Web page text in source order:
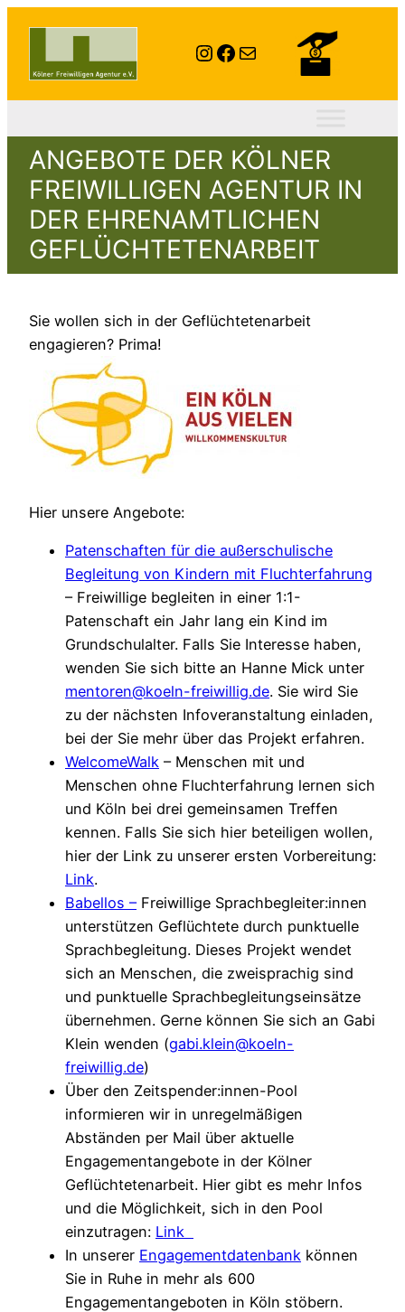
Instagram
Facebook
E-Mail
ANGEBOTE DER KÖLNER
FREIWILLIGEN AGENTUR IN
DER EHRENAMTLICHEN
GEFLÜCHTETENARBEIT
Sie wollen sich in der Geflüchtetenarbeit
engagieren? Prima!
Hier unsere Angebote:
Patenschaften für die außerschulische
Begleitung von Kindern mit Fluchterfahrung
– Freiwillige begleiten in einer 1:1-
Patenschaft ein Jahr lang ein Kind im
Grundschulalter. Falls Sie Interesse haben,
wenden Sie sich bitte an Hanne Mick unter
mentoren@koeln-freiwillig.de. Sie wird Sie
zu der nächsten Infoveranstaltung einladen,
bei der Sie mehr über das Projekt erfahren.
WelcomeWalk – Menschen mit und
Menschen ohne Fluchterfahrung lernen sich
und Köln bei drei gemeinsamen Treffen
kennen. Falls Sie sich hier beteiligen wollen,
hier der Link zu unserer ersten Vorbereitung:
Link.
Babellos –Freiwillige Sprachbegleiter:innen
unterstützen Geflüchtete durch punktuelle
Sprachbegleitung. Dieses Projekt wendet
sich an Menschen, die zweisprachig sind
und punktuelle Sprachbegleitungseinsätze
übernehmen. Gerne können Sie sich an Gabi
Klein wenden (gabi.klein@koeln-
freiwillig.de)
Über den Zeitspender:innen-Pool
informieren wir in unregelmäßigen
Abständen per Mail über aktuelle
Engagementangebote in der Kölner
Geflüchtetenarbeit. Hier gibt es mehr Infos
und die Möglichkeit, sich in den Pool
einzutragen: Link
In unserer Engagementdatenbank können
Sie in Ruhe in mehr als 600
Engagementangeboten in Köln stöbern.